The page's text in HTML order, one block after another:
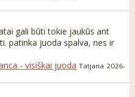
gali būti tokie jaukūs ant
patinka juoda spalva, nes ir
- visiškai juoda Tatjana 2026-